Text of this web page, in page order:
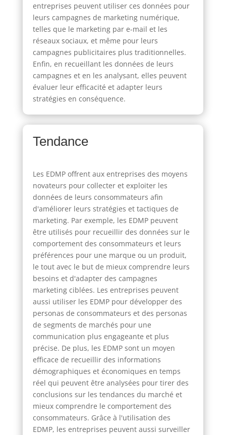
entreprises peuvent utiliser ces données pour
leurs campagnes de marketing numérique,
telles que le marketing par e-mail et les
réseaux sociaux, et même pour leurs
campagnes publicitaires plus traditionnelles.
Enfin, en recueillant les données de leurs
campagnes et en les analysant, elles peuvent
évaluer leur efficacité et adapter leurs
stratégies en conséquence.
Tendance
Les EDMP offrent aux entreprises des moyens
novateurs pour collecter et exploiter les
données de leurs consommateurs afin
d'améliorer leurs stratégies et tactiques de
marketing. Par exemple, les EDMP peuvent
être utilisés pour recueillir des données sur le
comportement des consommateurs et leurs
préférences pour une marque ou un produit,
le tout avec le but de mieux comprendre leurs
besoins et d'adapter des campagnes
marketing ciblées. Les entreprises peuvent
aussi utiliser les EDMP pour développer des
personas de consommateurs et des personas
de segments de marchés pour une
communication plus engageante et plus
précise. De plus, les EDMP sont un moyen
efficace de recueillir des informations
démographiques et économiques en temps
réel qui peuvent être analysées pour tirer des
conclusions sur les tendances du marché et
mieux comprendre le comportement des
consommateurs. Grâce à l'utilisation des
EDMP, les entreprises peuvent aussi surveiller